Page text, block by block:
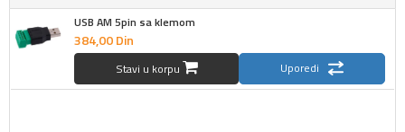
USB AM 5pin sa klemom
384,00Din
Stavi u korpu Uporedi